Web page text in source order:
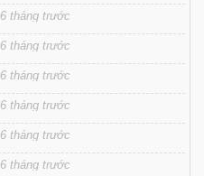
6 tháng trước
6 tháng trước
6 tháng trước
6 tháng trước
6 tháng trước
6 tháng trước